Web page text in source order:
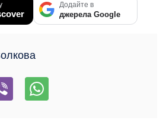
Додайте в
джерела Google